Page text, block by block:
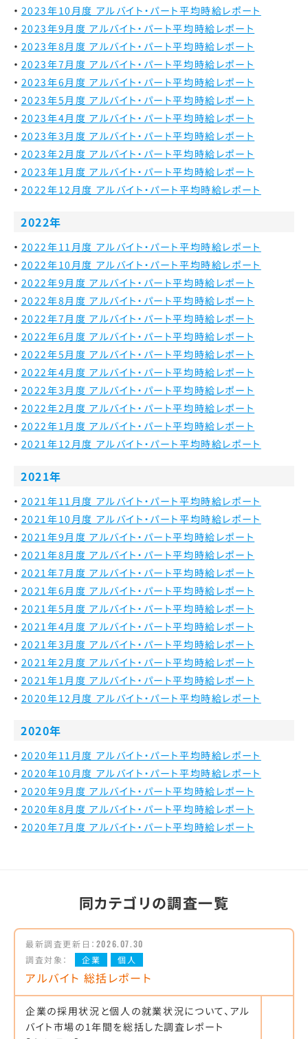
2023年10月度 アルバイト・パート平均時給レポート
2023年9月度 アルバイト・パート平均時給レポート
2023年8月度 アルバイト・パート平均時給レポート
2023年7月度 アルバイト・パート平均時給レポート
2023年6月度 アルバイト・パート平均時給レポート
2023年5月度 アルバイト・パート平均時給レポート
2023年4月度 アルバイト・パート平均時給レポート
2023年3月度 アルバイト・パート平均時給レポート
2023年2月度 アルバイト・パート平均時給レポート
2023年1月度 アルバイト・パート平均時給レポート
2022年12月度 アルバイト・パート平均時給レポート
2022年
2022年11月度 アルバイト・パート平均時給レポート
2022年10月度 アルバイト・パート平均時給レポート
2022年9月度 アルバイト・パート平均時給レポート
2022年8月度 アルバイト・パート平均時給レポート
2022年7月度 アルバイト・パート平均時給レポート
2022年6月度 アルバイト・パート平均時給レポート
2022年5月度 アルバイト・パート平均時給レポート
2022年4月度 アルバイト・パート平均時給レポート
2022年3月度 アルバイト・パート平均時給レポート
2022年2月度 アルバイト・パート平均時給レポート
2022年1月度 アルバイト・パート平均時給レポート
2021年12月度 アルバイト・パート平均時給レポート
2021年
2021年11月度 アルバイト・パート平均時給レポート
2021年10月度 アルバイト・パート平均時給レポート
2021年9月度 アルバイト・パート平均時給レポート
2021年8月度 アルバイト・パート平均時給レポート
2021年7月度 アルバイト・パート平均時給レポート
2021年6月度 アルバイト・パート平均時給レポート
2021年5月度 アルバイト・パート平均時給レポート
2021年4月度 アルバイト・パート平均時給レポート
2021年3月度 アルバイト・パート平均時給レポート
2021年2月度 アルバイト・パート平均時給レポート
2021年1月度 アルバイト・パート平均時給レポート
2020年12月度 アルバイト・パート平均時給レポート
2020年
2020年11月度 アルバイト・パート平均時給レポート
2020年10月度 アルバイト・パート平均時給レポート
2020年9月度 アルバイト・パート平均時給レポート
2020年8月度 アルバイト・パート平均時給レポート
2020年7月度 アルバイト・パート平均時給レポート
同カテゴリの調査一覧
最新調査更新日： 2026.07.30
調査対象：
企業 個人
アルバイト 総括レポート
企業の採用状況と個人の就業状況について、アル
バイト市場の1年間を総括した調査レポート